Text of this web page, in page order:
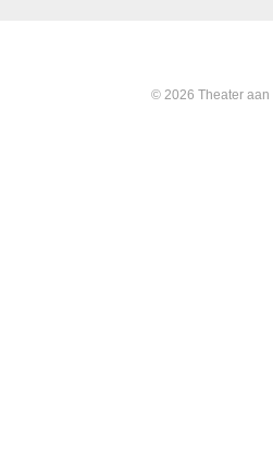
© 2026 Theater aan